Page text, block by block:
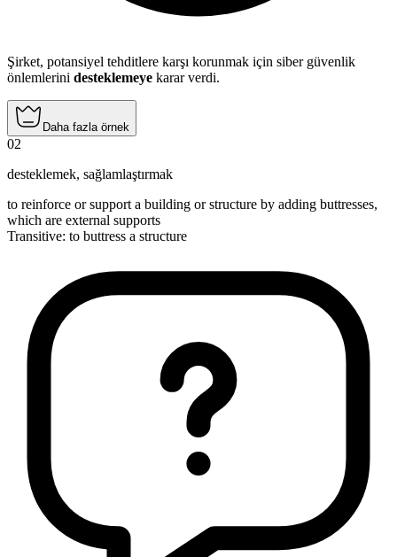
Şirket, potansiyel tehditlere karşı korunmak için siber güvenlik
önlemlerini desteklemeye karar verdi.
Daha fazla örnek
02
desteklemek, sağlamlaştırmak
to reinforce or support a building or structure by adding buttresses,
which are external supports
Transitive: to buttress a structure